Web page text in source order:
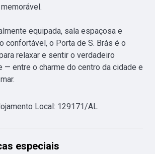
equipada, sala espaçosa e
confortável, o Porta de S. Brás é o
relaxar e sentir o verdadeiro
— entre o charme do centro da cidade e
Local: 129171/AL
especiais